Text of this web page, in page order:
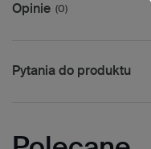
Opinie (0)
Pytania do produktu